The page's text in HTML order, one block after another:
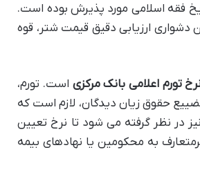
فقه اسلامی مورد پذیرش بوده است.
دشواری ارزیابی دقیق قیمت شتر، قوه
تورم اعلامی بانک مرکزی است. تورم،
حقوق زیان دیدگان، لازم است که
در نظر گرفته می شود تا نرخ تعیین
به محکومین یا نهادهای بیمه